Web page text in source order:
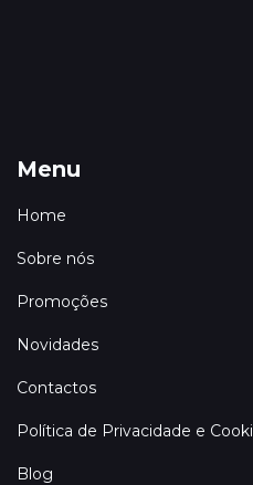
Menu
Home
Sobre nós
Promoções
Novidades
Contactos
Política de Privacidade e
Blog